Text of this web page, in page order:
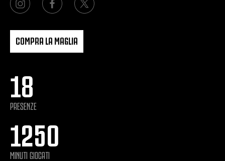
COMPRA LA MAGLIA
18
PRESENZE
1250
MINUTI GIOCATI